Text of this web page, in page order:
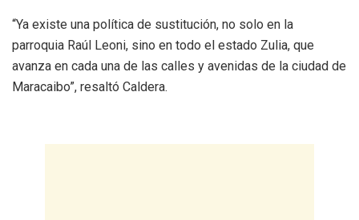
“Ya existe una política de sustitución, no solo en la
parroquia Raúl Leoni, sino en todo el estado Zulia, que
avanza en cada una de las calles y avenidas de la ciudad de
Maracaibo”, resaltó Caldera.